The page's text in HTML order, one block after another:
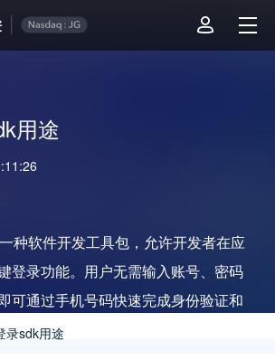
用途
种软件开发工具包，允许开发者在应
登录功能。用户无需输入账号、密码
可通过手机号码快速完成身份验证和
托于运营商的移动通信网络和通信网
录sdk用途